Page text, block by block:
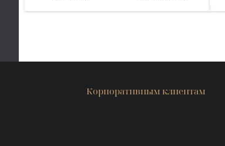
Корпоративным клиентам